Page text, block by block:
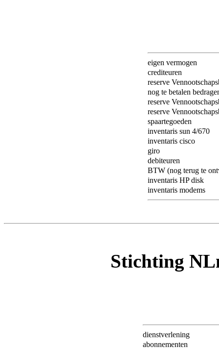
eigen vermogen
crediteuren
reserve
nog te betalen
reserve
reserve
spaartegoeden
inventaris sun 4/670
inventaris cisco
giro
debiteuren
BTW (nog terug te
inventaris HP disk
inventaris modems
Stichting
dienstverlening
abonnementen